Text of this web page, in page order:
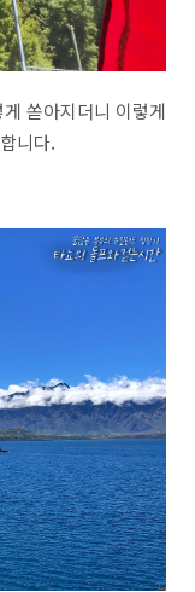
쏟아지더니 이렇게
니다.